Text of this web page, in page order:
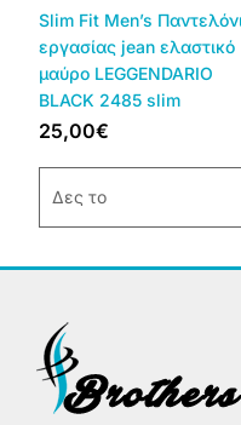
Slim Fit Men’s
εργασίας jean ελαστικό
μαύρο LEGGENDARIO
BLACK 2485 slim
25,00€
Δες το
να
επιλεγούν
σελίδα
προϊόντος